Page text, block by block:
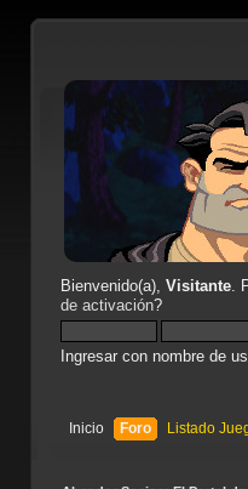
Bienvenido(a), Visitante.
de activación?
Ingresar con nombre de
Inicio Foro Listado